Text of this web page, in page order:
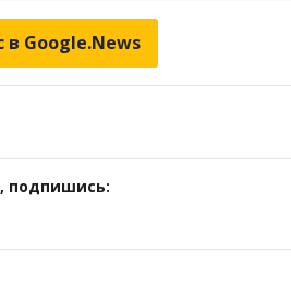
в Google.News
подпишись: